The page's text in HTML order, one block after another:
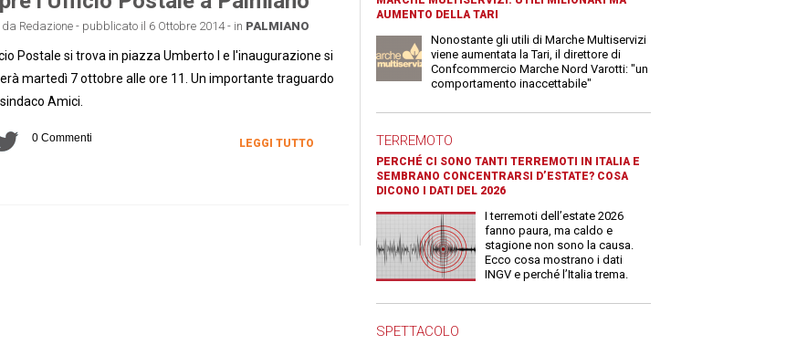
Redazione - pubblicato il 6 Ottobre 2014 - in PALMIANO
Postale si trova in piazza Umberto I e l'inaugurazione si
martedì 7 ottobre alle ore 11. Un importante traguardo
Amici.
0 Commenti LEGGI TUTTO
AUMENTO DELLA TARI
Nonostante gli utili di Marche Multiservizi
viene aumentata la Tari, il direttore di
Confcommercio Marche Nord Varotti: "un
comportamento inaccettabile"
TERREMOTO
PERCHÉ CI SONO TANTI TERREMOTI IN ITALIA E
SEMBRANO CONCENTRARSI D’ESTATE? COSA
DICONO I DATI DEL 2026
I terremoti dell’estate 2026
fanno paura, ma caldo e
stagione non sono la causa.
Ecco cosa mostrano i dati
INGV e perché l’Italia trema.
SPETTACOLO